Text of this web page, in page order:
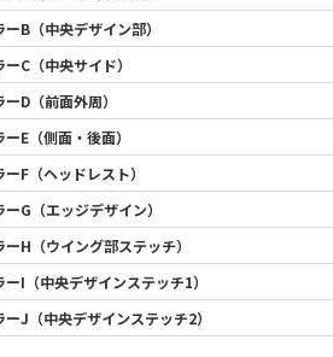
ーB（中央デザイン部）
ーC（中央サイド）
ーD（前面外周）
ーE（側面・後面）
ーF（ヘッドレスト）
ーG（エッジデザイン）
ーH（ウイング部ステッチ）
ーI（中央デザインステッチ1）
ーJ（中央デザインステッチ2）